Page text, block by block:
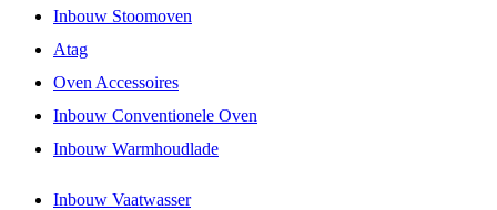
Inbouw Stoomoven
Atag
Oven Accessoires
Inbouw Conventionele Oven
Inbouw Warmhoudlade
Inbouw Vaatwasser